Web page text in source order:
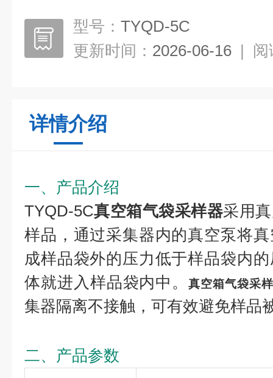
型号： TYQD-5C
更新时间： 2026-06-16 | 阅
详情介绍
一、产品介绍
TYQD-5C真空箱气袋采样器采用
样品，通过采集器内的真空泵将
成样品袋外的压力低于样品袋内
体就进入样品袋内中。真空箱气袋采
集器隔离不接触，可有效避免样品
二、产品参数